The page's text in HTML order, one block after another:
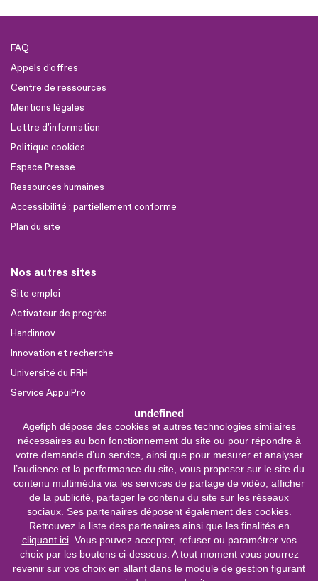
undefined
Agefiph dépose des cookies et autres technologies similaires
nécessaires au bon fonctionnement du site ou pour répondre à
votre demande d’un service, ainsi que pour mesurer et analyser
l’audience et la performance du site, vous proposer sur le site du
contenu multimédia via les services de partage de vidéo, afficher
de la publicité, partager le contenu du site sur les réseaux
sociaux. Ses partenaires déposent également des cookies.
Retrouvez la liste des partenaires ainsi que les finalités en
cliquant ici. Vous pouvez accepter, refuser ou paramétrer vos
choix par les boutons ci-dessous. A tout moment vous pourrez
revenir sur vos choix en allant dans le module de gestion figurant
FAQ
Appels d'offres
Centre de ressources
Mentions légales
Lettre d'information
Politique cookies
Espace Presse
Ressources humaines
Accessibilité : partiellement conforme
Plan du site
Nos autres sites
Site emploi
Activateur de progrès
Handinnov
Innovation et recherche
Université du RRH
Service AppuiPro
Nous suivre
Youtube
Linkedin
Facebook
0 800 11 10 09
Service &
appel gratuits